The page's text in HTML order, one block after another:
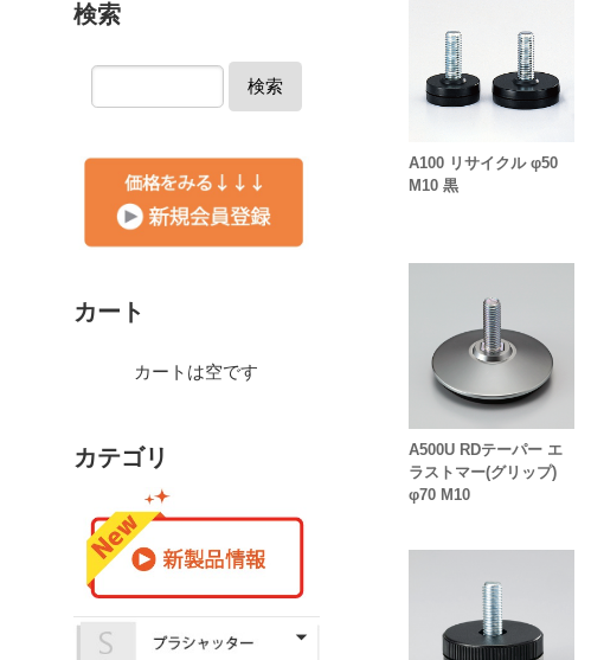
A100 リサイクル φ50
M10 黒
A500U RDテーパー エ
ラストマー(グリップ)
φ70 M10
検索
検索
カート
カートは空です
カテゴリ